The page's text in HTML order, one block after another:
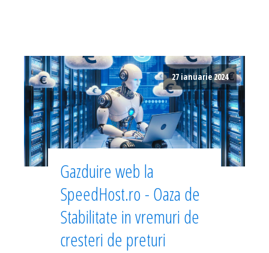
27 ianuarie 2024
Gazduire web la
SpeedHost.ro - Oaza de
Stabilitate in vremuri de
cresteri de preturi